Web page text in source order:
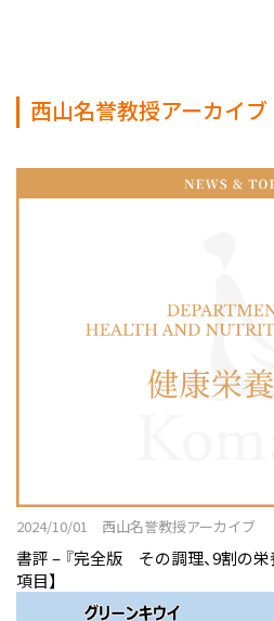
西山名誉教授アーカイブ
2024/10/01 西山名誉教授アーカイブ
書評 – 『完全版 その調理、9割の栄
項目】